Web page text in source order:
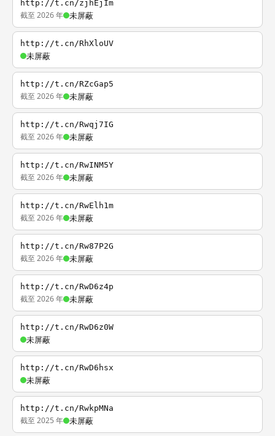
http://t.cn/zjhEjIm
截至 2026 年 未屏蔽
http://t.cn/RhXloUV
未屏蔽
http://t.cn/RZcGap5
截至 2026 年 未屏蔽
http://t.cn/Rwqj7IG
截至 2026 年 未屏蔽
http://t.cn/RwINM5Y
截至 2026 年 未屏蔽
http://t.cn/RwElh1m
截至 2026 年 未屏蔽
http://t.cn/Rw87P2G
截至 2026 年 未屏蔽
http://t.cn/RwD6z4p
截至 2026 年 未屏蔽
http://t.cn/RwD6z0W
未屏蔽
http://t.cn/RwD6hsx
未屏蔽
http://t.cn/RwkpMNa
截至 2025 年 未屏蔽